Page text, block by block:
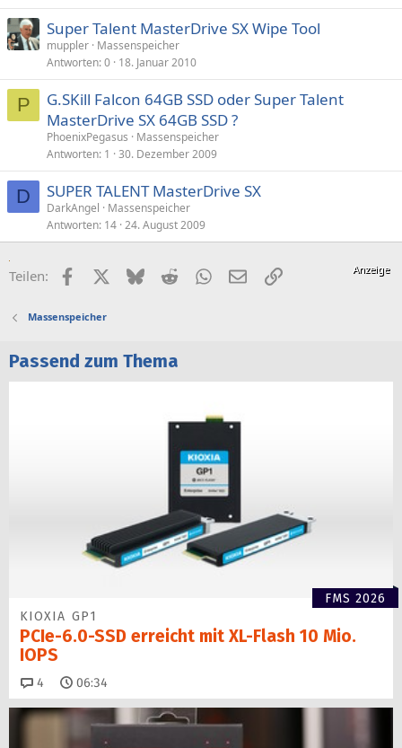
Super Talent MasterDrive SX Wipe Tool
muppler Massenspeicher
Antworten 0 18. Januar 2010
P
G.SKill Falcon 64GB SSD oder Super Talent
MasterDrive SX 64GB SSD ?
PhoenixPegasus
Massenspeicher
Antworten 1 30. Dezember 2009
D SUPER TALENT MasterDrive SX
DarkAngel
Massenspeicher
Antworten 14 24. August 2009
Teilen: FacebookX (Twitter)
BlueskyRedditWhatsApp
E-MailLink
Massenspeicher
Passend zum Thema
FMS 2026
KIOXIA GP1
PCIe-6.0-SSD erreicht mit XL-Flash 10 Mio.
IOPS
4 Kommentare
06:34